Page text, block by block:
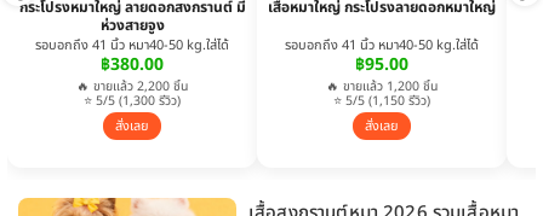
กระโปรงหมาใหญ่ ลายดอกสงกรานต์ มี
ห่วงสายจูง
รอบอกถึง 41 นิ้ว หมา40-50 kg.ใส่ได้
฿380.00
🔥 ขายแล้ว 2,200 ชิ้น
⭐ 5/5 (1,300 รีวิว)
สั่งเลย
เสื้อหมาใหญ่ กระโปรงลายดอกหมาใหญ่
รอบอกถึง 41 นิ้ว หมา40-50 kg.ใส่ได้
฿95.00
🔥 ขายแล้ว 1,200 ชิ้น
⭐ 5/5 (1,150 รีวิว)
สั่งเลย